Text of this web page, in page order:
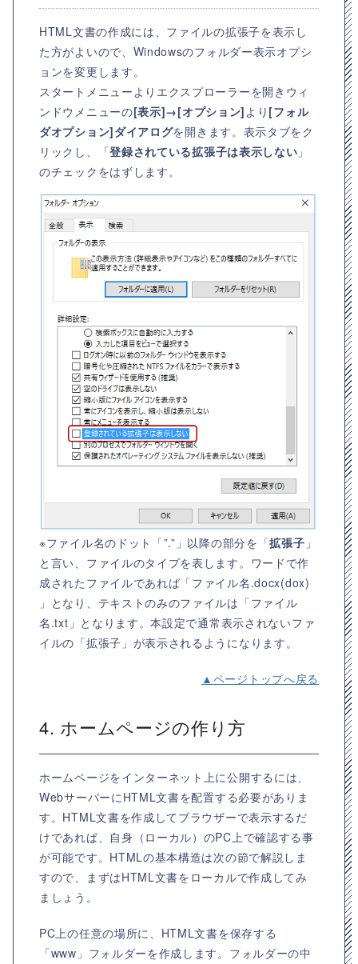
HTML文書の作成には、ファイルの拡張子を表示し
た方がよいので、Windowsのフォルダー表示オプシ
ョンを変更します。
スタートメニューよりエクスプローラーを開きウィ
ンドウメニューの[表示]→[オプション] より [フォル
ダオプション]ダイアログを開きます。表示タブをク
リックし、「登録されている拡張子は表示しない 」
のチェックをはずします。
※ファイル名のドット「”.”」以降の部分を「拡張子 」
と言い、ファイルのタイプを表します。ワードで作
成されたファイルであれば「ファイル名.docx(dox)
」となり、テキストのみのファイルは「ファイル
名.txt」となります。本設定で通常表示されないファ
イルの「拡張子」が表示されるようになります。
▲ページトップへ戻る
4. ホームページの作り方
ホームページをインターネット上に公開するには、
WebサーバーにHTML文書を配置する必要がありま
す。HTML文書を作成してブラウザーで表示するだ
けであれば、自身（ローカル）のPC上で確認する事
が可能です。HTMLの基本構造は次の節で解説しま
すので、まずはHTML文書をローカルで作成してみ
ましょう。
PC上の任意の場所に、HTML文書を保存する
「www」フォルダーを作成します。フォルダーの中